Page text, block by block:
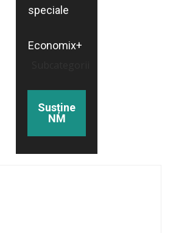
speciale
Economix+
Susține
NM